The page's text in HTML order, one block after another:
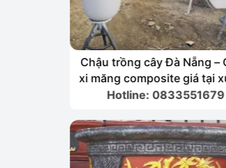
Chậu trồng cây Đà Nẵng –
xi măng composite giá tại
Hotline: 0833551679